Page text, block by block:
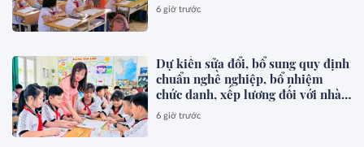
6 giờ trước
Dự kiến sửa đổi, bổ sung quy định
chuẩn nghề nghiệp, bổ nhiệm
chức danh, xếp lương đối với nhà
giáo
6 giờ trước